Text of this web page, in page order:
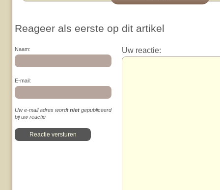
Reageer als eerste op dit artikel
Naam:
E-mail:
Uw e-mail adres wordtniet gepubliceerd
bij uw reactie
Uw reactie: